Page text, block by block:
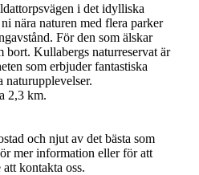
i det idylliska
nära naturen med flera parker
För den som älskar
bort. Kullabergs naturreservat är
som erbjuder fantastiska
naturupplevelser.
2,3 km.
och njut av det bästa som
mer information eller för att
kontakta oss.